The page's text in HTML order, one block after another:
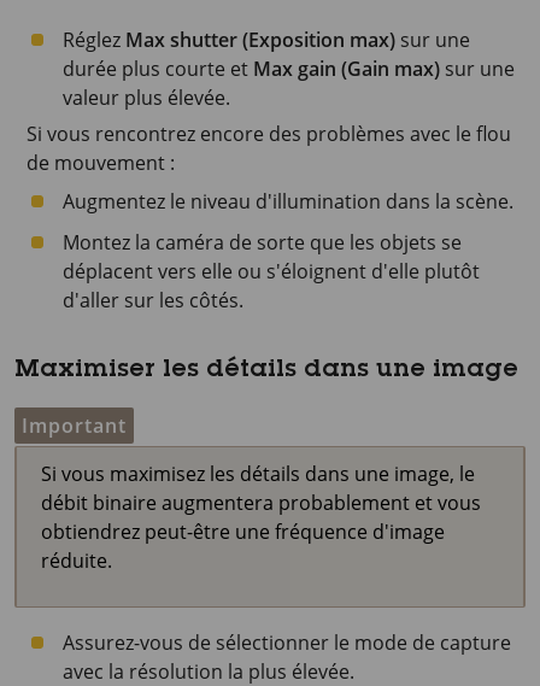
Réglez Max shutter (Exposition max) sur une
durée plus courte et Max gain (Gain max) sur une
valeur plus élevée.
Si vous rencontrez encore des problèmes avec le flou
de mouvement :
Augmentez le niveau d'illumination dans la scène.
Montez la caméra de sorte que les objets se
déplacent vers elle ou s'éloignent d'elle plutôt
d'aller sur les côtés.
Maximiser les détails dans une image
Important
Si vous maximisez les détails dans une image, le
débit binaire augmentera probablement et vous
obtiendrez peut-être une fréquence d'image
réduite.
Assurez-vous de sélectionner le mode de capture
avec la résolution la plus élevée.